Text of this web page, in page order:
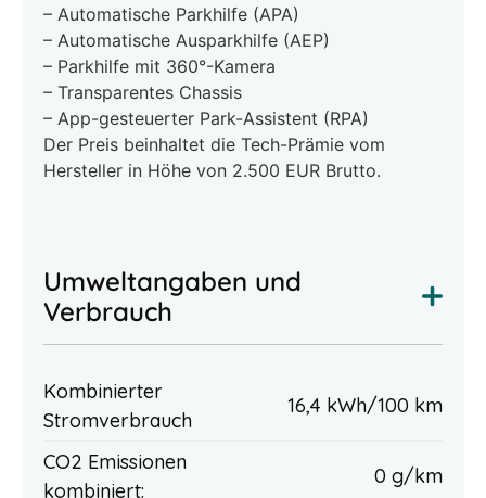
– Automatische Parkhilfe (APA)
– Automatische Ausparkhilfe (AEP)
– Parkhilfe mit 360°-Kamera
– Transparentes Chassis
– App-gesteuerter Park-Assistent (RPA)
Der Preis beinhaltet die Tech-Prämie vom
Hersteller in Höhe von 2.500 EUR Brutto.
Umweltangaben und
Verbrauch
Kombinierter
Stromverbrauch
16,4 kWh/100 km
CO2 Emissionen
kombiniert:
0 g/km